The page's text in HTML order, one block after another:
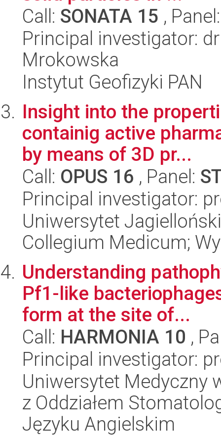
Call: SONATA 15 ,
Principal investigator:
Mrokowska
Instytut Geofizyki PAN
Insight into the
containig active
by means of 3D pr...
Call: OPUS 16 , Panel:
Principal investigator:
Uniwersytet
Collegium Medicum;
Understanding
Pf1-like
form at the site of...
Call: HARMONIA 10 ,
Principal investigator:
Uniwersytet Medyczny
z Oddziałem
Języku Angielskim